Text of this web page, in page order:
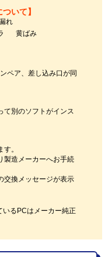
いて】
れ
黄ばみ
ペア、差し込み口が同
て別のソフトがインス
。
製造メーカーへお手続
交換メッセージが表示
るPCはメーカー純正